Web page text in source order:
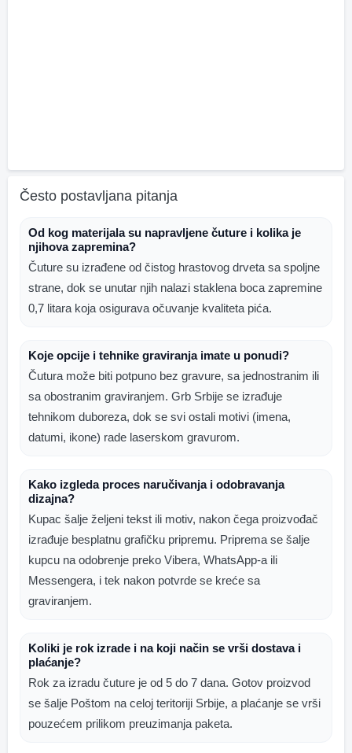
Često postavljana pitanja
Od kog materijala su napravljene čuture i kolika je
njihova zapremina?
Čuture su izrađene od čistog hrastovog drveta sa spoljne
strane, dok se unutar njih nalazi staklena boca zapremine
0,7 litara koja osigurava očuvanje kvaliteta pića.
Koje opcije i tehnike graviranja imate u ponudi?
Čutura može biti potpuno bez gravure, sa jednostranim ili
sa obostranim graviranjem. Grb Srbije se izrađuje
tehnikom duboreza, dok se svi ostali motivi (imena,
datumi, ikone) rade laserskom gravurom.
Kako izgleda proces naručivanja i odobravanja
dizajna?
Kupac šalje željeni tekst ili motiv, nakon čega proizvođač
izrađuje besplatnu grafičku pripremu. Priprema se šalje
kupcu na odobrenje preko Vibera, WhatsApp-a ili
Messengera, i tek nakon potvrde se kreće sa
graviranjem.
Koliki je rok izrade i na koji način se vrši dostava i
plaćanje?
Rok za izradu čuture je od 5 do 7 dana. Gotov proizvod
se šalje Poštom na celoj teritoriji Srbije, a plaćanje se vrši
pouzećem prilikom preuzimanja paketa.